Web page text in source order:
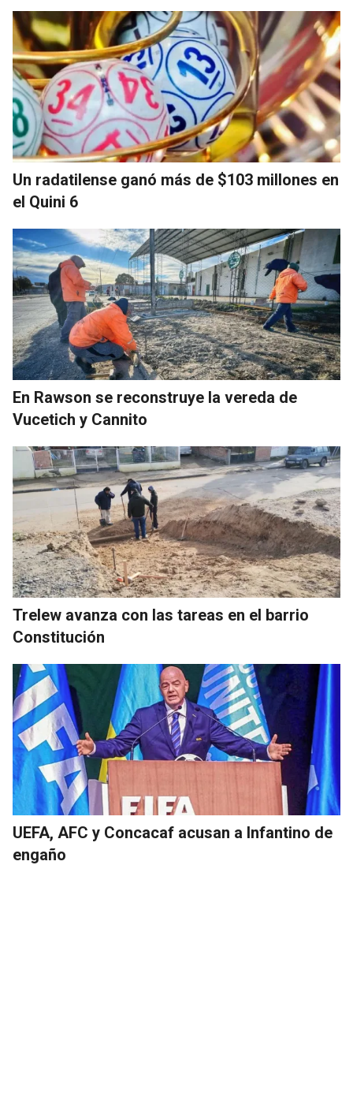
Un radatilense ganó más de $103 millones en
el Quini 6
En Rawson se reconstruye la vereda de
Vucetich y Cannito
Trelew avanza con las tareas en el barrio
Constitución
UEFA, AFC y Concacaf acusan a Infantino de
engaño